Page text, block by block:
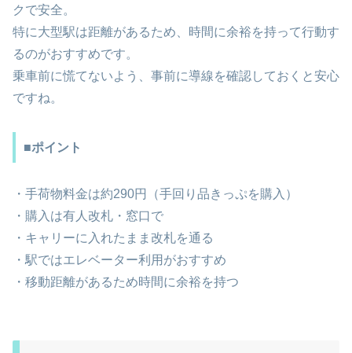
クで安全。
特に大型駅は距離があるため、時間に余裕を持って行動す
るのがおすすめです。
乗車前に慌てないよう、事前に導線を確認しておくと安心
ですね。
■ポイント
・手荷物料金は約290円（手回り品きっぷを購入）
・購入は有人改札・窓口で
・キャリーに入れたまま改札を通る
・駅ではエレベーター利用がおすすめ
・移動距離があるため時間に余裕を持つ